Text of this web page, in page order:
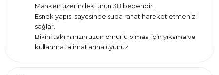
Manken üzerindeki ürün 38 bedendir.
Esnek yapısı sayesinde suda rahat hareket etmenizi
sağlar.
Bikini takımınızın uzun ömürlü olması için yıkama ve
kullanma talimatlarına uyunuz